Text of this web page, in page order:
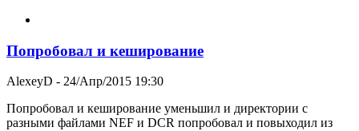
Попробовал и кеширование
AlexeyD - 24/Апр/2015 19:30
Попробовал и кеширование уменьшил и директории с
разными файлами NEF и DCR попробовал и повыходил из